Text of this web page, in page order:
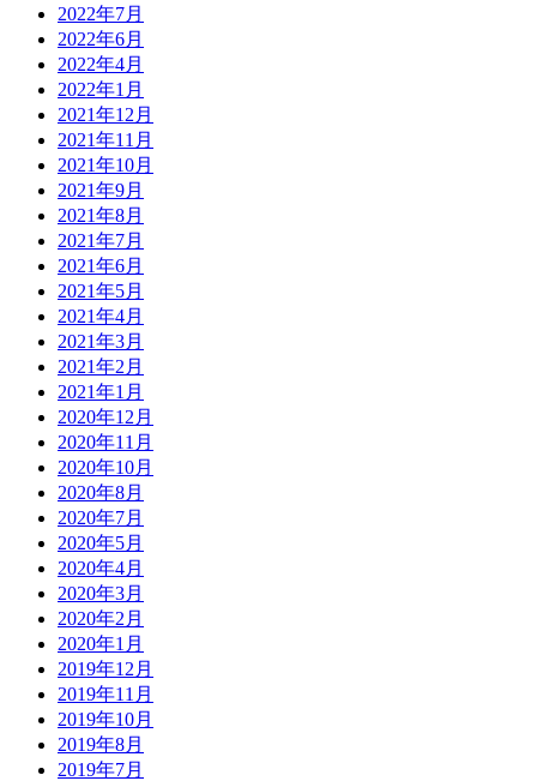
2022年7月
2022年6月
2022年4月
2022年1月
2021年12月
2021年11月
2021年10月
2021年9月
2021年8月
2021年7月
2021年6月
2021年5月
2021年4月
2021年3月
2021年2月
2021年1月
2020年12月
2020年11月
2020年10月
2020年8月
2020年7月
2020年5月
2020年4月
2020年3月
2020年2月
2020年1月
2019年12月
2019年11月
2019年10月
2019年8月
2019年7月